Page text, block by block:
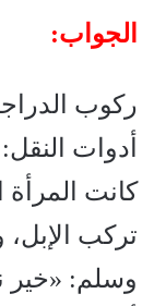
الجواب:
ركوب
أدوات
كانت المرأة
تركب
وسلم: «خير